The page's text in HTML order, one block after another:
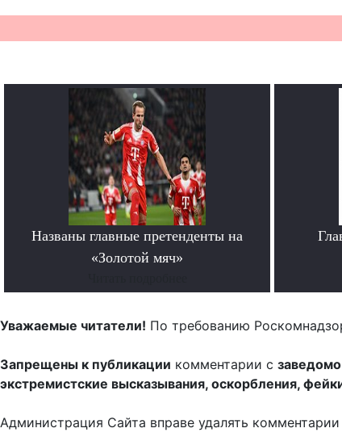
Названы главные претенденты на
«Золотой мяч»
Уважаемые читатели! По требованию
Запрещены к публикации комментарии с
экстремистские высказывания, оскорбления,
Администрация Сайта вправе удалять